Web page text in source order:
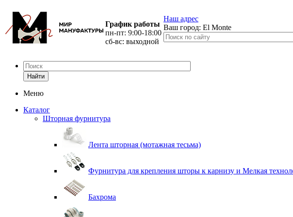
График работы
пн-пт: 9:00-18:00
сб-вс: выходной
Наш адрес
Ваш город: El Monte
Найти
Меню
Каталог
Шторная фурнитура
Лента шторная (мотажная тесьма)
Фурнитура для крепления шторы к карнизу и Мелкая
Бахрома